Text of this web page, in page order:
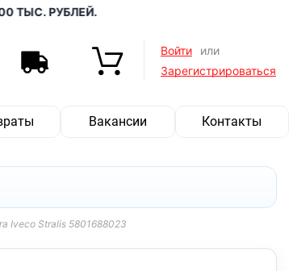
РУБЛЕЙ.
Войти
или
Зарегистрироваться
Вакансии Контакты
Iveco Stralis 5801688023